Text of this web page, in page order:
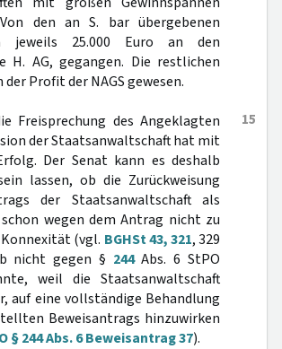
den an S. bar übergebenen
jeweils 25.000 Euro an den
H. AG, gegangen. Die restlichen
der Profit der NAGS gewesen.
15
Freisprechung des Angeklagten
der Staatsanwaltschaft hat mit
Der Senat kann es deshalb
lassen, ob die Zurückweisung
der Staatsanwaltschaft als
wegen dem Antrag nicht zu
(vgl. BGHSt 43, 321, 329
nicht gegen § 244Abs. 6 StPO
weil die Staatsanwaltschaft
auf eine vollständige Behandlung
Beweisantrags hinzuwirken
§ 244 Abs. 6 Beweisantrag 37).